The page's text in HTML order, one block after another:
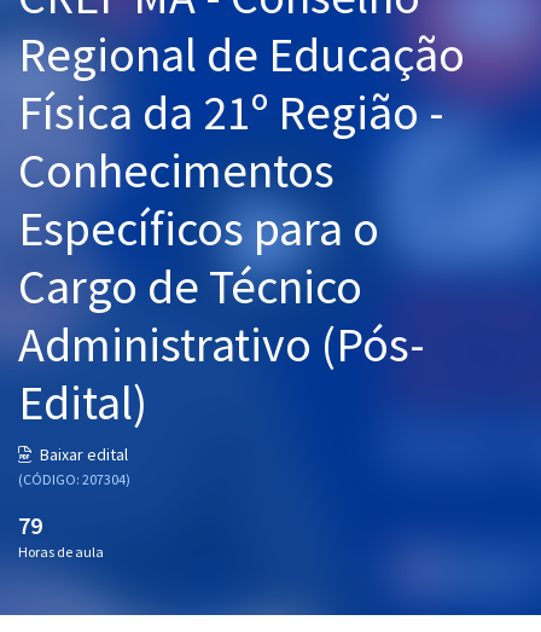
Graduação
Mentorias
Questões grátis
Conteúdo gratuito
Blog
Aprovados
Atendimento
Regional de Educação
Física da 21º Região -
Conhecimentos
Específicos para o
Cargo de Técnico
Administrativo (Pós-
Edital)
Baixar edital
(CÓDIGO: 207304)
79
Horas de aula